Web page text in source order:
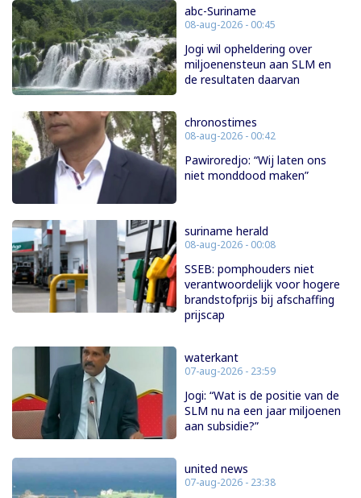
abc-Suriname
08-aug-2026 - 00:45
Jogi wil opheldering over
miljoenensteun aan SLM en
de resultaten daarvan
chronostimes
08-aug-2026 - 00:42
Pawiroredjo: “Wij laten ons
niet monddood maken”
suriname herald
08-aug-2026 - 00:08
SSEB: pomphouders niet
verantwoordelijk voor hogere
brandstofprijs bij afschaffing
prijscap
waterkant
07-aug-2026 - 23:59
Jogi: “Wat is de positie van de
SLM nu na een jaar miljoenen
aan subsidie?”
united news
07-aug-2026 - 23:38